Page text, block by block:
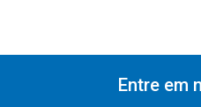
Entre em